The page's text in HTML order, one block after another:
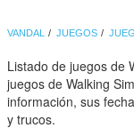
VANDAL JUEGOS
Listado de juegos de
juegos de Walking
información, sus
y trucos.